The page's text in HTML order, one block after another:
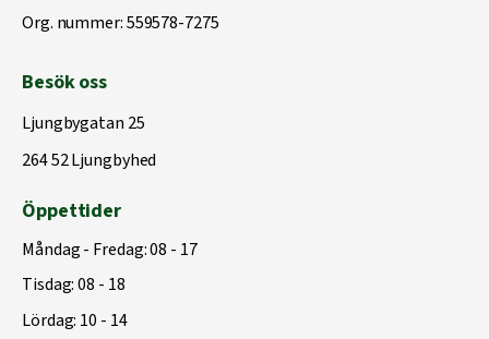
Org. nummer: 559578-7275
Besök oss
Ljungbygatan 25
264 52 Ljungbyhed
Öppettider
Måndag - Fredag: 08 - 17
Tisdag: 08 - 18
Lördag: 10 - 14